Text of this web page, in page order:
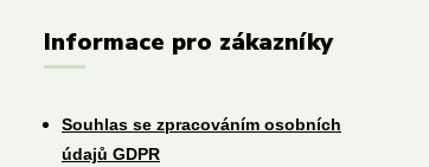
Informace pro zákazníky
Souhlas se zpracováním osobních
údajů GDPR